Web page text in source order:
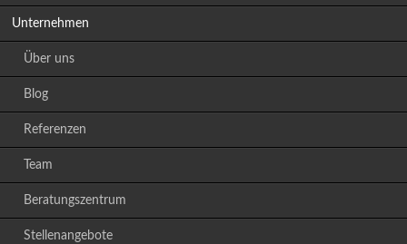
Unternehmen
Über uns
Blog
Referenzen
Team
Beratungszentrum
Stellenangebote